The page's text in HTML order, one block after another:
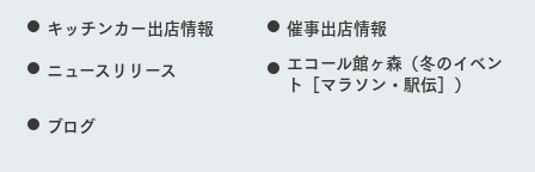
キッチンカー出店情報
催事出店情報
ニュースリリース
エコール館ヶ森（冬のイベン
ト［マラソン・駅伝］）
ブログ